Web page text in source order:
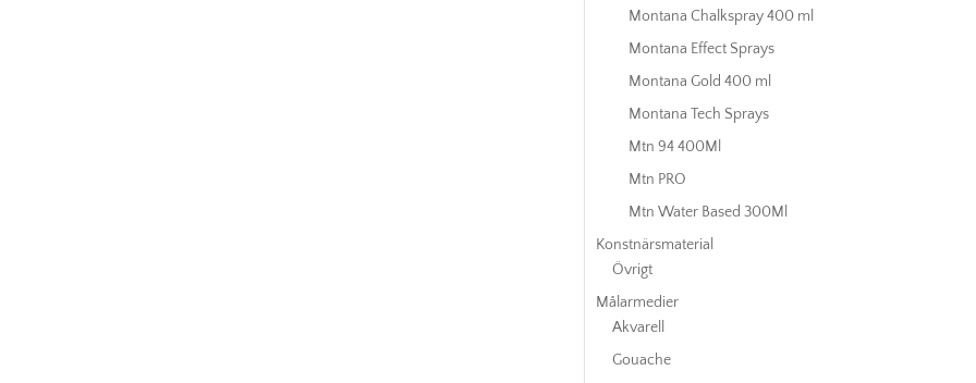
Montana Chalkspray 400 ml
Montana Effect Sprays
Montana Gold 400 ml
Montana Tech Sprays
Mtn 94 400Ml
Mtn PRO
Mtn Water Based 300Ml
Konstnärsmaterial
Övrigt
Målarmedier
Akvarell
Gouache